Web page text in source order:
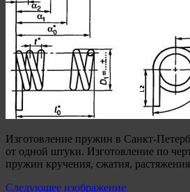
Изготовление пружин в Санкт-
от одной штуки. Изготовление по
пружин кручения, сжатия,
Следующее изображение